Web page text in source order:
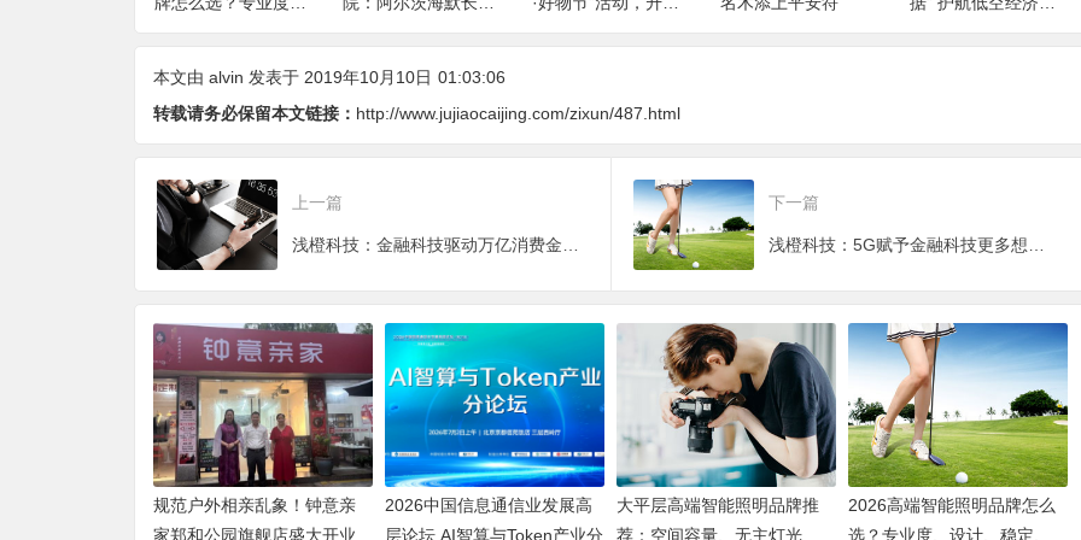
设计、稳定、服务四
专属照料服务介绍
“萌宠服务”综合金融
业生态
本文由 alvin 发表于 2019年10月10日 01:03:06
转载请务必保留本文链接： http://www.jujiaocaijing.com/zixun/487.html
上一篇 下一篇
规范户外相亲乱象！钟意亲
家郑和公园旗舰店盛大开业
2026中国信息通信业发展高
层论坛 AI智算与Token产业分
大平层高端智能照明品牌推
荐：空间容量、无主灯光
2026高端智能照明品牌怎么
选？专业度、设计、稳定、